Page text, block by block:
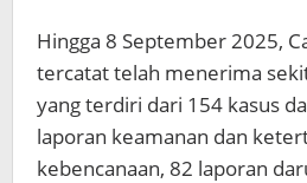
Hingga 8 September 2025,
tercatat telah menerima
yang terdiri dari 154 kasus
laporan keamanan dan
kebencanaan, 82 laporan